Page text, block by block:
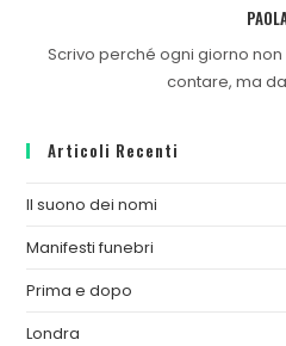
Scrivo perché ogni giorno
contare, ma
Articoli Recenti
Il suono dei nomi
Manifesti funebri
Prima e dopo
Londra